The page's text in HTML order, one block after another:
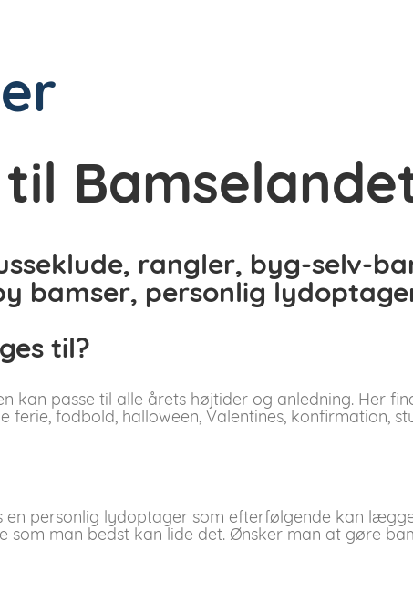
rangler, byg-selv-
til?
kan passe til alle årets højtider og anledning. Her
ferie, fodbold, halloween, Valentines, konfirmation,
personlig lydoptager som efterfølgende kan
som man bedst kan lide det. Ønsker man at gøre